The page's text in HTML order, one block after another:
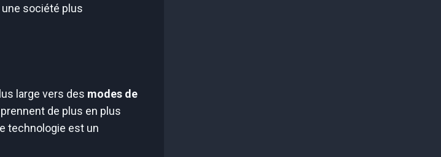
société plus
large vers des modes de
de plus en plus
technologie est un